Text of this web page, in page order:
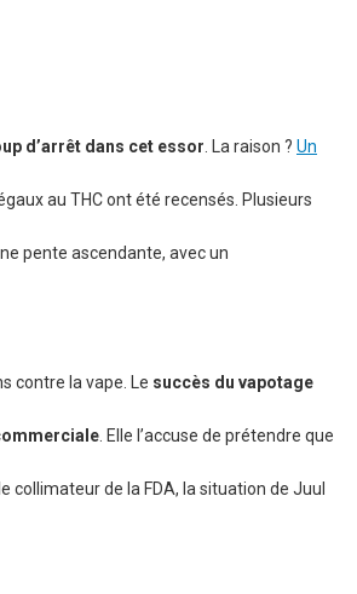
d’arrêt dans cet essor . La raison ? Un
au THC ont été recensés. Plusieurs
pente ascendante, avec un
contre la vape. Le succès du vapotage
. Elle l’accuse de prétendre que
collimateur de la FDA, la situation de Juul